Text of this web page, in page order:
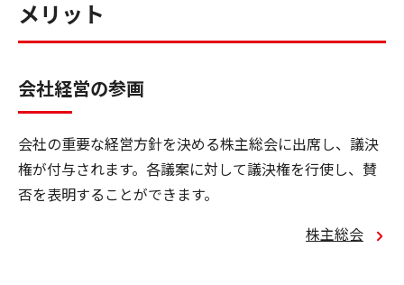
メリット
会社経営の参画
会社の重要な経営方針を決める株主総会に出席し、議決
権が付与されます。各議案に対して議決権を行使し、賛
否を表明することができます。
株主総会